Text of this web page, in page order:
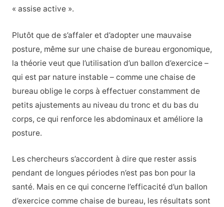
« assise active ».
Plutôt que de s’affaler et d’adopter une mauvaise
posture, même sur une chaise de bureau ergonomique,
la théorie veut que l’utilisation d’un ballon d’exercice –
qui est par nature instable – comme une chaise de
bureau oblige le corps à effectuer constamment de
petits ajustements au niveau du tronc et du bas du
corps, ce qui renforce les abdominaux et améliore la
posture.
Les chercheurs s’accordent à dire que rester assis
pendant de longues périodes n’est pas bon pour la
santé. Mais en ce qui concerne l’efficacité d’un ballon
d’exercice comme chaise de bureau, les résultats sont